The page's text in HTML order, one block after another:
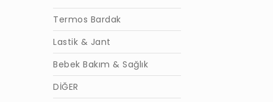
Termos Bardak
Lastik & Jant
Bebek Bakım & Sağlık
DİĞER